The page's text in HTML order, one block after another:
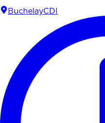
BuchelayCDI